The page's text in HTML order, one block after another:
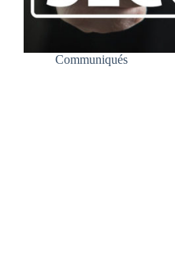
Communiqués